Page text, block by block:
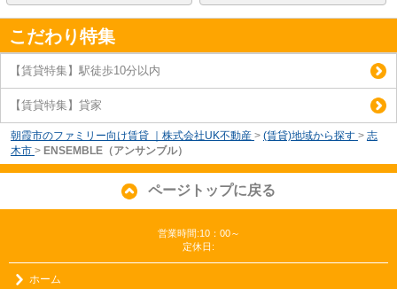
こだわり特集
【賃貸特集】駅徒歩10分以内
【賃貸特集】貸家
朝霞市のファミリー向け賃貸 ｜株式会社UK不動産 > (賃貸)地域から探す > 志
木市 > ENSEMBLE（アンサンブル）
ページトップに戻る
営業時間:10：00～
定休日:
ホーム